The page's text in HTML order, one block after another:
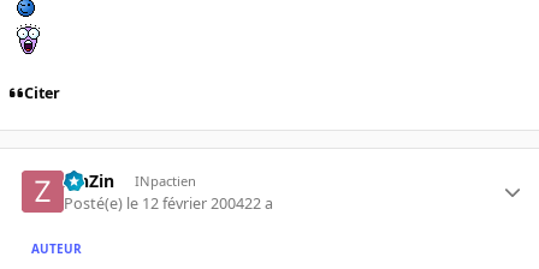
Citer
ZinZin INpactien
Posté(e) le 12 février 200422 a
AUTEUR